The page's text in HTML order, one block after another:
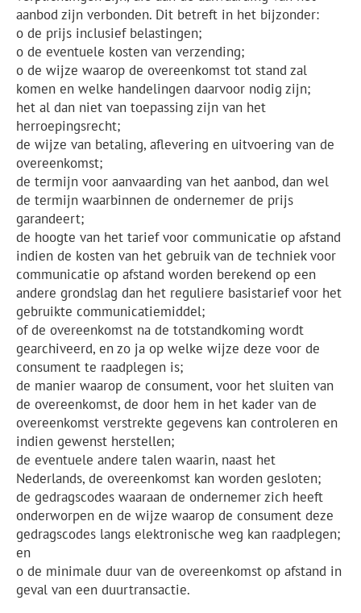
aanbod zijn verbonden. Dit betreft in het bijzonder:
o de prijs inclusief belastingen;
o de eventuele kosten van verzending;
o de wijze waarop de overeenkomst tot stand zal
komen en welke handelingen daarvoor nodig zijn;
het al dan niet van toepassing zijn van het
herroepingsrecht;
de wijze van betaling, aflevering en uitvoering van de
overeenkomst;
de termijn voor aanvaarding van het aanbod, dan wel
de termijn waarbinnen de ondernemer de prijs
garandeert;
de hoogte van het tarief voor communicatie op afstand
indien de kosten van het gebruik van de techniek voor
communicatie op afstand worden berekend op een
andere grondslag dan het reguliere basistarief voor het
gebruikte communicatiemiddel;
of de overeenkomst na de totstandkoming wordt
gearchiveerd, en zo ja op welke wijze deze voor de
consument te raadplegen is;
de manier waarop de consument, voor het sluiten van
de overeenkomst, de door hem in het kader van de
overeenkomst verstrekte gegevens kan controleren en
indien gewenst herstellen;
de eventuele andere talen waarin, naast het
Nederlands, de overeenkomst kan worden gesloten;
de gedragscodes waaraan de ondernemer zich heeft
onderworpen en de wijze waarop de consument deze
gedragscodes langs elektronische weg kan raadplegen;
en
o de minimale duur van de overeenkomst op afstand in
geval van een duurtransactie.